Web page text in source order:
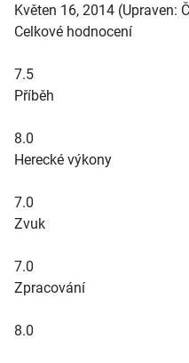
Květen 16, 2014 (Upraven:
Celkové hodnocení
7.5
Příběh
8.0
Herecké výkony
7.0
Zvuk
7.0
Zpracování
8.0